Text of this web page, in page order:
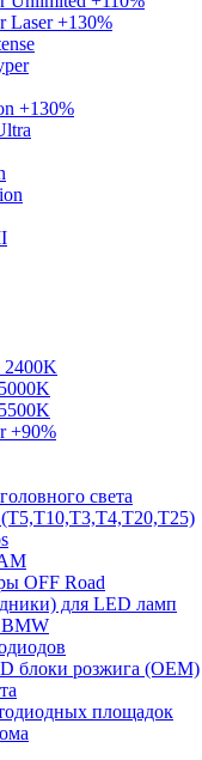
Laser +130%
+130%
2400K
+90%
света
OFF Road
для LED ламп
BMW
блоки розжига (OEM)
площадок